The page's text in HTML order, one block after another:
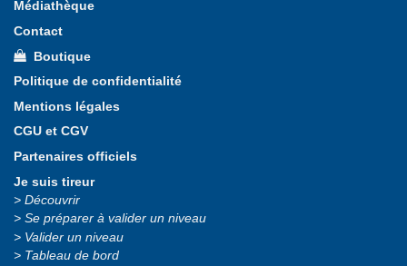
Médiathèque
Contact
Boutique
Politique de confidentialité
Mentions légales
CGU et CGV
Partenaires officiels
Je suis tireur
Découvrir
Se préparer à valider un niveau
Valider un niveau
Tableau de bord